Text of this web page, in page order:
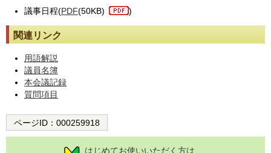
議事日程(PDF(50KB) )
関連リンク
用語解説
議員名簿
本会議記録
質問項目
ページID： 000259918
はじめてお使いいただく方は、